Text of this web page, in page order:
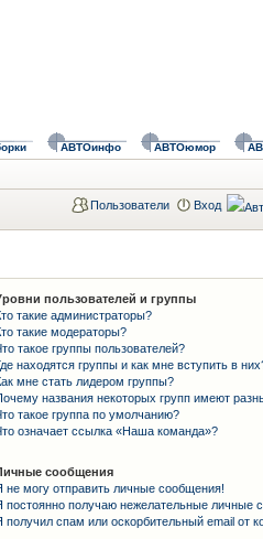
АВТОинфо АВТОюмор
Пользователи Вход
пользователей и группы
такие администраторы?
такие модераторы?
такое группы пользователей?
находятся группы и как мне вступить в
мне стать лидером группы?
названия некоторых групп имеют
такое группа по умолчанию?
означает ссылка «Наша команда»?
сообщения
не могу отправить личные сообщения!
постоянно получаю нежелательные личные
получил спам или оскорбительный email от